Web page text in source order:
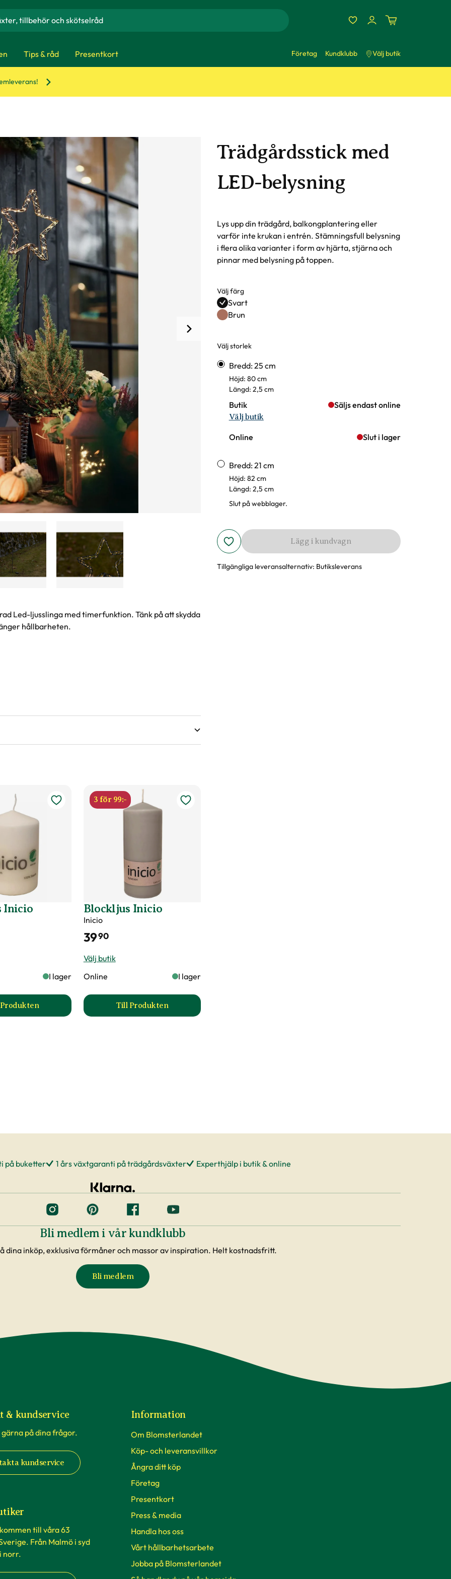
Tips & råd Presentkort Företag Kundklubb Välj butik
Trädgårdsstick med
LED-belysning
Lys upp din trädgård, balkongplantering eller
varför inte krukan i entrén. Stämningsfull belysning
i flera olika varianter i form av hjärta, stjärna och
pinnar med belysning på toppen.
Välj färg
Färgval
Svart
Brun
Välj storlek
Varianter
Bredd: 25 cm
Höjd: 80 cm
Längd: 2,5 cm
Butik Säljs endast online
Välj butik
Online Slut i lager
Bredd: 21 cm
Höjd: 82 cm
Längd: 2,5 cm
Slut på webblager.
Lägg i kundvagn
Tillgängliga leveransalternativ: Butiksleverans
Led-ljusslinga med timerfunktion. Tänk på att skydda
hållbarheten.
Inicio
I lager
till Blockljus Inicio produktsida
3 för 99:-
Blockljus Inicio
Inicio
3990
Välj butik
Online
I lager
Till Produkten
till Blockljus Inicio produktsida
på buketter 1 års växtgaranti på trädgårdsväxter Experthjälp i butik & online
Bli medlem i vår kundklubb
dina inköp, exklusiva förmåner och massor av inspiration. Helt kostnadsfritt.
Bli medlem
& kundservice
på dina frågor.
kundservice
till våra 63
Från Malmö i syd
norr.
Information
Om Blomsterlandet
Köp- och leveransvillkor
Ångra ditt köp
Företag
Presentkort
Press & media
Handla hos oss
Vårt hållbarhetsarbete
Jobba på Blomsterlandet